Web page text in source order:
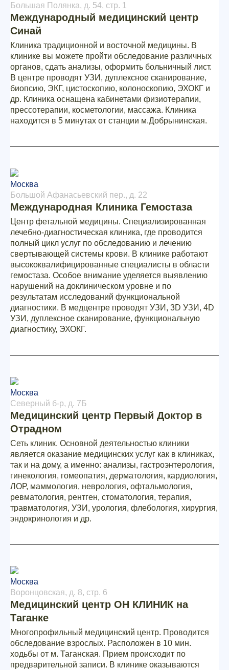
Большая Полянка, д. 54, стр. 1
Международный медицинский центр
Синай
Клиника традиционной и восточной медицины. В
клинике вы можете пройти обследование различных
органов, сдать анализы, оформить больничный лист.
В центре проводят УЗИ, дуплексное сканирование,
биопсию, ЭКГ, цистоскопию, колоноскопию, ЭХОКГ и
др. Клиника оснащена кабинетами физиотерапии,
прессотерапии, косметологии, массажа. Клиника
находится в 5 минутах от станции м.Добрынинская.
Москва
Большой Афанасьевский пер., д. 22
Международная Клиника Гемостаза
Центр фетальной медицины. Специализированная
лечебно-диагностическая клиника, где проводится
полный цикл услуг по обследованию и лечению
свертывающей системы крови. В клинике работают
высококвалифицированные специалисты в области
гемостаза. Особое внимание уделяется выявлению
нарушений на доклиническом уровне и по
результатам исследований функциональной
диагностики. В медцентре проводят УЗИ, 3D УЗИ, 4D
УЗИ, дуплексное сканирование, функциональную
диагностику, ЭХОКГ.
Москва
Северный б-р, д. 7Б
Медицинский центр Первый Доктор в
Отрадном
Сеть клиник. Основной деятельностью клиники
является оказание медицинских услуг как в клиниках,
так и на дому, а именно: анализы, гастроэнтерология,
гинекология, гомеопатия, дерматология, кардиология,
ЛОР, маммология, неврология, офтальмология,
ревматология, рентген, стоматология, терапия,
травматология, УЗИ, урология, флебология, хирургия,
эндокринология и др.
Москва
Воронцовская, д. 8, стр. 6
Медицинский центр ОН КЛИНИК на
Таганке
Многопрофильный медицинский центр. Проводится
обследование взрослых. Расположен в 10 мин.
ходьбы от м. Таганская. Прием происходит по
предварительной записи. В клинике оказываются